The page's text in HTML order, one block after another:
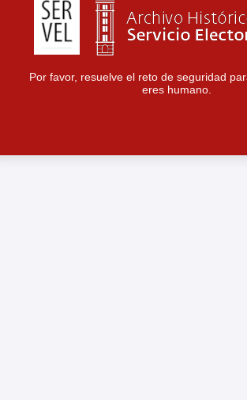
Por favor, resuelve el reto de seguridad
eres humano.